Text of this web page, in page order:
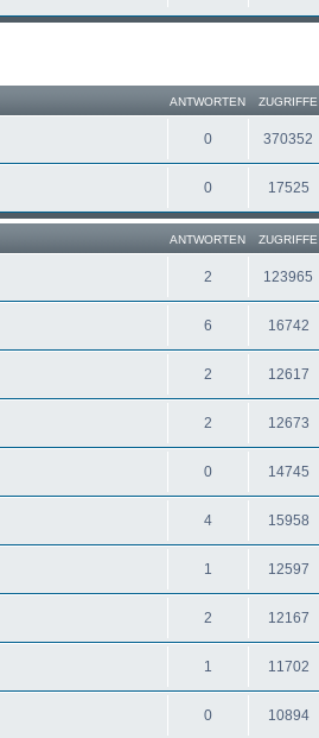
ANTWORTEN ZUGRIFFE
0 370352
0 17525
ANTWORTEN ZUGRIFFE
2 123965
6 16742
2 12617
2 12673
0 14745
4 15958
1 12597
2 12167
1 11702
0 10894